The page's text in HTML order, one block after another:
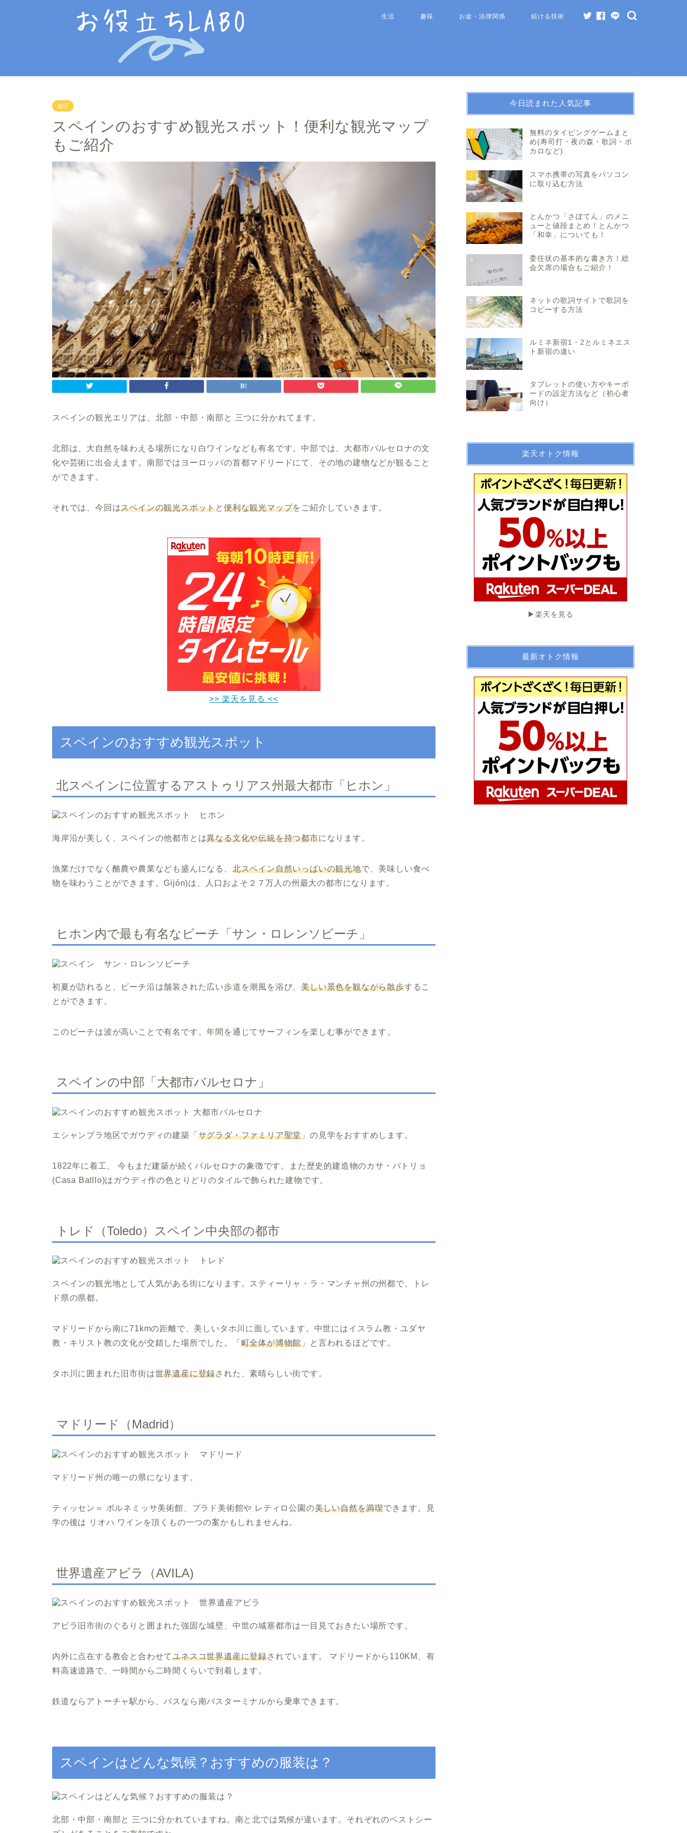
生活 趣味 お金・法律関係 続ける技術
旅行
スペインのおすすめ観光スポット！便利な観光マップ
もご紹介
スペインの観光エリアは、 北部・中部・南部 と 三つに分かれてます。
北部は、大自然を味わえる場所になり白ワインなども有名です。中部では、大都市バルセロナの文
化や芸術に出会えます。南部ではヨーロッパの首都マドリードにて、その地の建物などが観ること
ができます。
それでは、今回はスペインの観光スポットと便利な観光マップをご紹介していきます。
>> 楽天を見る <<
スペインのおすすめ観光スポット
北スペインに位置するアストゥリアス州最大都市「ヒホン」
海岸沿が美しく、スペインの他都市とは異なる文化や伝統を持つ都市になります。
漁業だけでなく酪農や農業なども盛んになる、 北スペイン自然いっぱいの観光地で、美味しい食べ
物を味わうことができます。Gijón)は、人口およそ２７万人の州最大の都市になります。
ヒホン内で最も有名なビーチ「サン・ロレンソビーチ」
初夏が訪れると、ビーチ沿は舗装された広い歩道を潮風を浴び、美しい景色を観ながら散歩するこ
とができます。
このビーチは波が高いことで有名です。年間を通じてサーフィンを楽しむ事ができます。
スペインの中部「大都市バルセロナ」
エシャンプラ地区でガウディの建築「 サグラダ・ファミリア聖堂 」の見学をおすすめします。
1822年に着工、 今もまだ建築が続くバルセロナの象徴です。また歴史的建造物のカサ・バトリョ
(Casa Batllo)はガウディ作の色とりどりのタイルで飾られた建物です。
トレド（Toledo）スペイン中央部の都市
スペインの観光地として人気がある街になります。スティーリャ・ラ・マンチャ州の州都で、トレ
ド県の県都。
マドリードから南に71kmの距離で、美しいタホ川に面しています。中世にはイスラム教・ユダヤ
教・キリスト教の文化が交錯した場所でした。「 町全体が博物館 」と言われるほどです。
タホ川に囲まれた旧市街は世界遺産に登録された、素晴らしい街です。
マドリード（Madrid）
マドリード州の唯一の県になります。
ティッセン＝ ボルネミッサ美術館、プラド美術館や レティロ公園の美しい自然を満喫できます。見
学の後は リオハ ワインを頂くもの一つの案かもしれませんね。
世界遺産アビラ（AVILA)
アビラ旧市街のぐるりと囲まれた強固な城壁、中世の城塞都市は一目見ておきたい場所です。
内外に点在する教会と合わせてユネスコ世界遺産に登録されています。 マドリードから110KM、有
料高速道路で、一時間から二時間くらいで到着します。
鉄道ならアトーチャ駅から、バスなら南バスターミナルから乗車できます。
スペインはどんな気候？おすすめの服装は？
北部・中部・南部と 三つに分かれていますね。南と北では気候が違います。それぞれのベストシー
今日読まれた人気記事
1
無料のタイピングゲームまと
め(寿司打・夜の森・歌詞・ボ
カロなど)
2
スマホ携帯の写真をパソコン
に取り込む方法
3
とんかつ「さぼてん」のメニ
ューと値段まとめ！とんかつ
「和幸」についても！
4
委任状の基本的な書き方！総
会欠席の場合もご紹介！
5
ネットの歌詞サイトで歌詞を
コピーする方法
6
ルミネ新宿1・2とルミネエス
ト新宿の違い
7
タブレットの使い方やキーボ
ードの設定方法など（初心者
向け）
楽天オトク情報
▶︎楽天を見る
最新オトク情報